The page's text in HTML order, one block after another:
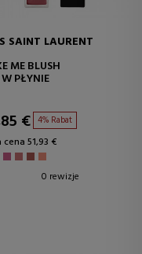
SAINT LAURENT
ME BLUSH
PŁYNIE
€ 4% Rabat
cena 51,93 €
0 rewizje